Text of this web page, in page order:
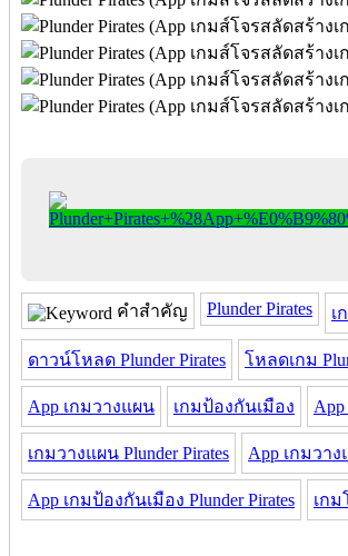
คำสำคัญ Plunder Pirates เ
ดาวน์โหลด Plunder Pirates โหลดเกม
App เกมวางแผน เกมป้องกันเมือง
เกมวางแผน Plunder Pirates App เกมวาง
App เกมป้องกันเมือง Plunder Pirates เกม